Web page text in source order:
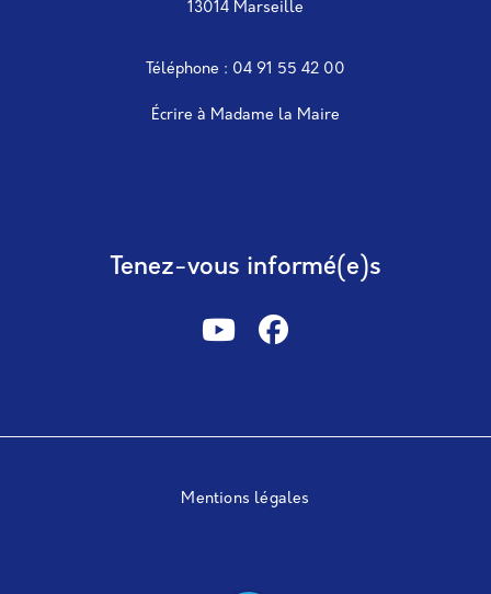
13014 Marseille
Téléphone : 04 91 55 42 00
Écrire à Madame la Maire
Tenez-vous informé(e)s
Mentions légales